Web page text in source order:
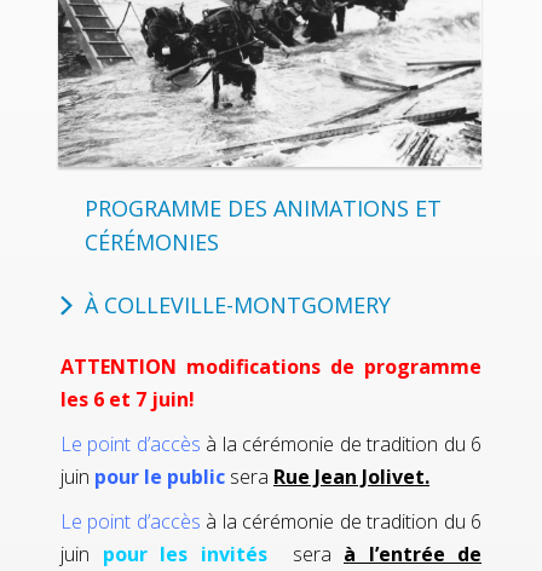
PROGRAMME DES ANIMATIONS ET
CÉRÉMONIES
À COLLEVILLE-MONTGOMERY
ATTENTION modifications de programme
les 6 et 7 juin!
Le point d’accès à la cérémonie de tradition du 6
juin pour le public sera Rue Jean Jolivet.
Le point d’accès à la cérémonie de tradition du 6
juin pour les invités sera à l’entrée de